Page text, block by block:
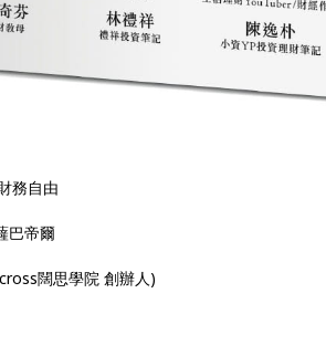
務自由
巴帝爾
闊思學院 創辦人)